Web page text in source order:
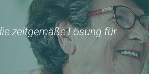
zeitgemäße Lösung für